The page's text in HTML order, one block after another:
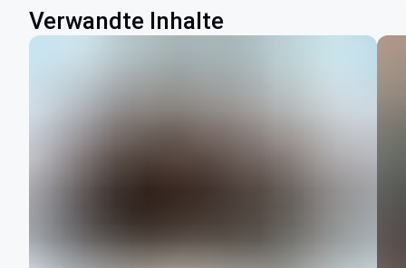
Verwandte Inhalte